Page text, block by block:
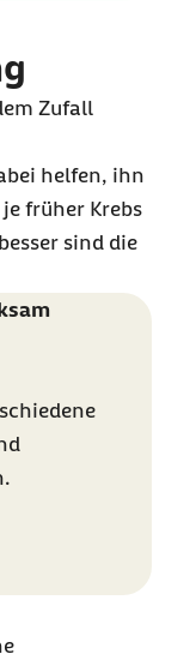
Zufall
helfen, ihn
früher Krebs
sind die